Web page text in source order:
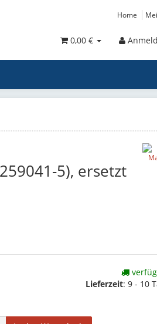
Home
0,00 €
5), ersetzt
Lieferzeit: 9 - 10